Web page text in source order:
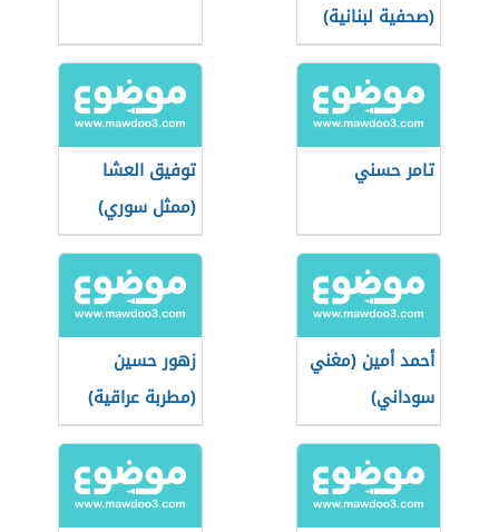
(صحفية لبنانية)
تامر حسني
توفيق العشا
(ممثل سوري)
أحمد أمين (مغني
سوداني)
زهور حسين
(مطربة عراقية)